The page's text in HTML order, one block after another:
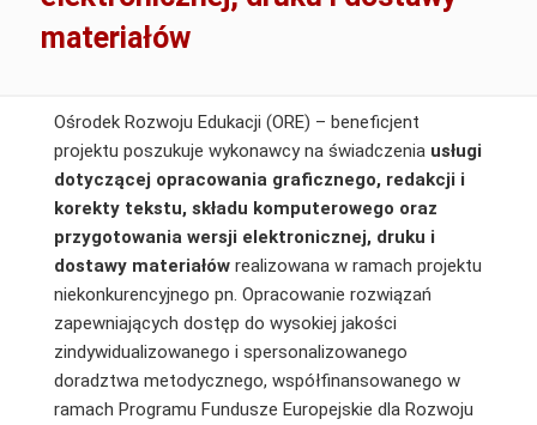
materiałów
Ośrodek Rozwoju Edukacji (ORE) – beneficjent
projektu poszukuje wykonawcy na świadczenia usługi
dotyczącej opracowania graficznego, redakcji i
korekty tekstu, składu komputerowego oraz
przygotowania wersji elektronicznej, druku i
dostawy materiałówrealizowana w ramach projektu
niekonkurencyjnego pn. Opracowanie rozwiązań
zapewniających dostęp do wysokiej jakości
zindywidualizowanego i spersonalizowanego
doradztwa metodycznego, współfinansowanego w
ramach Programu Fundusze Europejskie dla Rozwoju